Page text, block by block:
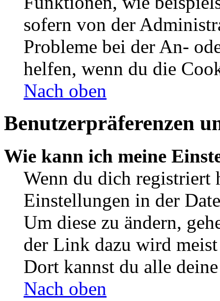
sofern von der
Probleme bei der An-
helfen, wenn du die
Nach oben
Benutzerpräferenzen
Wie kann ich meine
Wenn du dich registriert
Einstellungen in der
Um diese zu ändern,
der Link dazu wird
Dort kannst du alle
Nach oben